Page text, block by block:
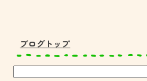
ブログトップ